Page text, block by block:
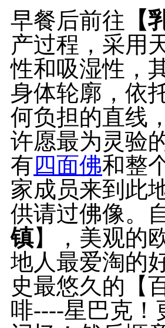
早餐后前往 【
产过程，采用
性和吸湿性，
身体轮廓，依
何负担的直线
许愿最为灵验
有四面佛和整
家成员来到此
供请过佛像。
镇】，美观的
地人最爱淘的
史最悠久的【
啡----星巴克！